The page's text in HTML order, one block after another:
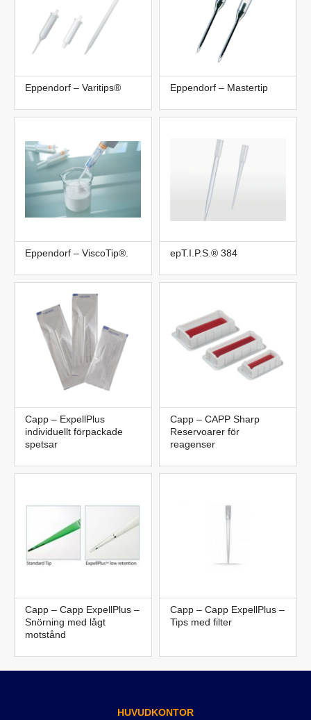
Eppendorf – Varitips® Eppendorf – Mastertip
Eppendorf – ViscoTip®. epT.I.P.S.® 384
Capp – ExpellPlus
individuellt förpackade
spetsar
Capp – CAPP Sharp
Reservoarer för
reagenser
Capp – Capp ExpellPlus –
Snörning med lågt
motstånd
Capp – Capp ExpellPlus –
Tips med filter
HUVUDKONTOR